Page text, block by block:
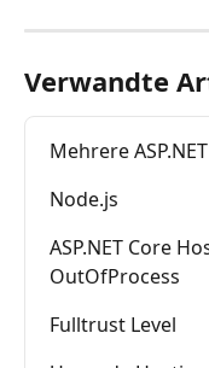
Verwandte
Mehrere
Node.js
ASP.NET Core
OutOfProcess
Fulltrust Level